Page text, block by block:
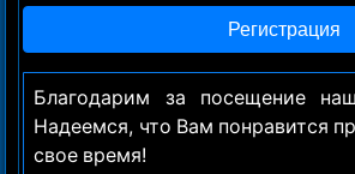
Благодарим за посещение
Надеемся, что Вам понравится
свое время!